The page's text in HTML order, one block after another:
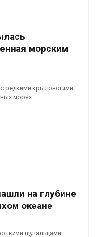
морским
редкими крылоногими
морях
на глубине
океане
щупальцами